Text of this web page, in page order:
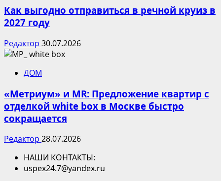
Как выгодно отправиться в речной круиз в
2027 году
Редактор 30.07.2026
ДОМ
«Метриум» и MR: Предложение квартир с
отделкой white box в Москве быстро
сокращается
Редактор 28.07.2026
НАШИ КОНТАКТЫ:
uspex24.7@yandex.ru